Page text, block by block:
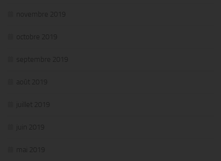
novembre 2019
octobre 2019
septembre 2019
août 2019
juillet 2019
juin 2019
mai 2019